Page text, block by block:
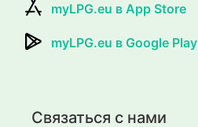
myLPG.eu в App Store
myLPG.eu в Google Play
Связаться с нами